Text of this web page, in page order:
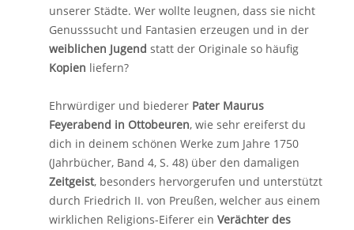
unserer Städte. Wer wollte leugnen, dass sie nicht
Genusssucht und Fantasien erzeugen und in der
weiblichen Jugend statt der Originale so häufig
Kopien liefern?
Ehrwürdiger und biederer Pater Maurus
Feyerabend in Ottobeuren, wie sehr ereiferst du
dich in deinem schönen Werke zum Jahre 1750
(Jahrbücher, Band 4, S. 48) über den damaligen
Zeitgeist, besonders hervorgerufen und unterstützt
durch Friedrich II. von Preußen, welcher aus einem
wirklichen Religions-Eiferer ein Verächter des